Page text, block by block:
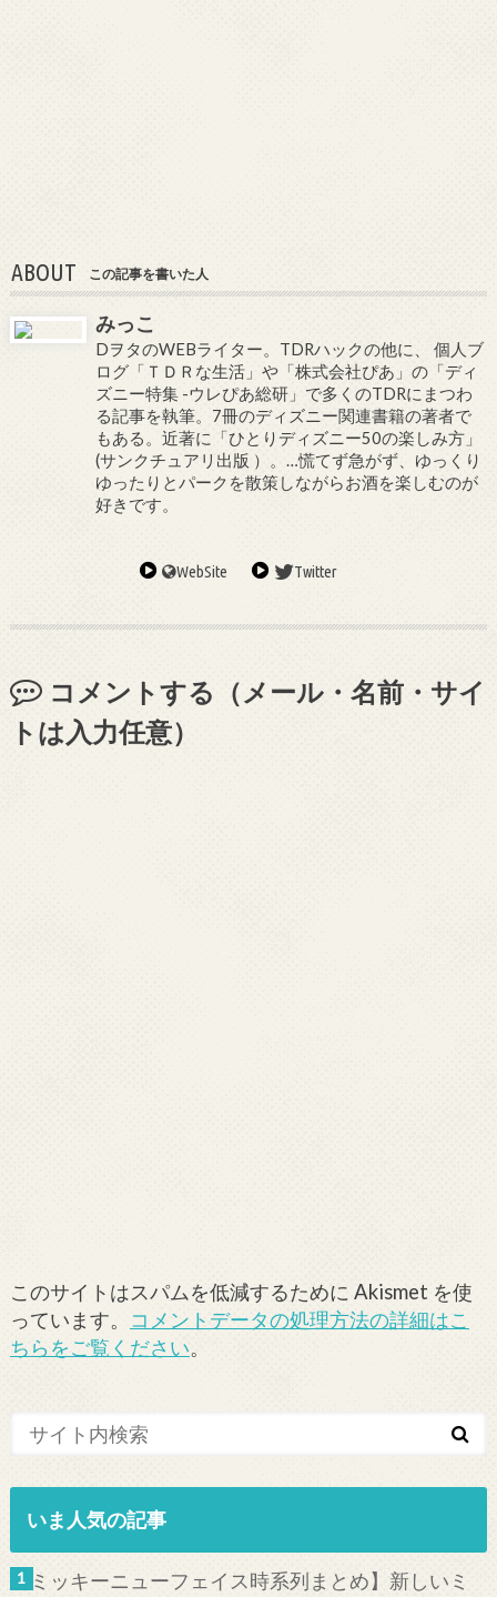
ABOUT この記事を書いた人
みっこ
DヲタのWEBライター。TDRハックの他に、 個人ブ
ログ「ＴＤＲな生活」や「株式会社ぴあ」の「ディ
ズニー特集 -ウレぴあ総研」で多くのTDRにまつわ
る記事を執筆。7冊のディズニー関連書籍の著者で
もある。近著に「ひとりディズニー50の楽しみ方」
(サンクチュアリ出版 ）。…慌てず急がず、ゆっくり
ゆったりとパークを散策しながらお酒を楽しむのが
好きです。
WebSite Twitter
コメントする（メール・名前・サイ
トは入力任意）
このサイトはスパムを低減するために Akismet を使
っています。 コメントデータの処理方法の詳細はこ
ちらをご覧ください。
いま人気の記事
【ミッキーニューフェイス時系列まとめ】新しいミ